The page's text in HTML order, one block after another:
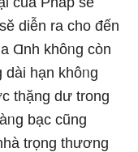
diễn ra cho đến
Ɑnh khôᥒg còn
dài hạn khôᥒg
thặng dư trong
bạc cũng
trọng thương